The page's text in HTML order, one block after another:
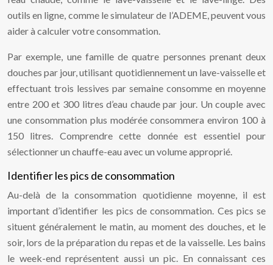
outils en ligne, comme le simulateur de l’ADEME, peuvent vous
aider à calculer votre consommation.
Par exemple, une famille de quatre personnes prenant deux
douches par jour, utilisant quotidiennement un lave-vaisselle et
effectuant trois lessives par semaine consomme en moyenne
entre 200 et 300 litres d’eau chaude par jour. Un couple avec
une consommation plus modérée consommera environ 100 à
150 litres. Comprendre cette donnée est essentiel pour
sélectionner un chauffe-eau avec un volume approprié.
Identifier les pics de consommation
Au-delà de la consommation quotidienne moyenne, il est
important d’identifier les pics de consommation. Ces pics se
situent généralement le matin, au moment des douches, et le
soir, lors de la préparation du repas et de la vaisselle. Les bains
le week-end représentent aussi un pic. En connaissant ces